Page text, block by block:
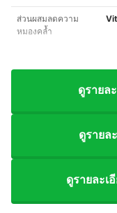
ส่วนผสมลดความ
หมองคล้ำ
ดูรายล
ดูรายล
ดูรายละเ